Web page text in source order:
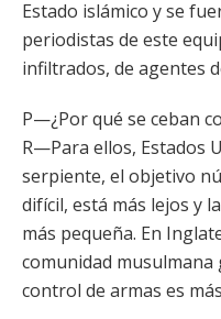
Estado islámico y se
periodistas de este
infiltrados, de agentes
P—¿Por qué se ceban
R—Para ellos, Estados
serpiente, el objetivo
difícil, está más lejos y
más pequeña. En
comunidad musulmana
control de armas es